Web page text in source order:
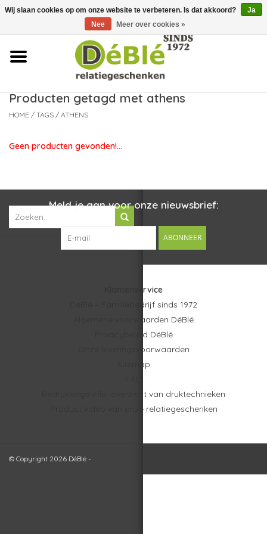
Over ons
Contact
Nieuws
Leveringsvoorwaarden
Producten getagd met athens
HOME / TAGS / ATHENS
Geen producten gevonden!...
Meld je aan voor onze nieuwsbrief:
ABONNEER
Klantenservice
DéBlé – Familiebedrijf sinds 1972
Algemene voorwaarden DéBlé
Privacybeleid DéBlé
Onze leveringsvoorwaarden
Sitemap
Bedrukkings-info: overzicht van druktechnieken
Product video van onze relatiegeschenken
© Copyright 2026 DéBlé -
Wij slaan cookies op om onze website te verbeteren. Is dat akkoord?
Ja
Nee
Meer over cookies »